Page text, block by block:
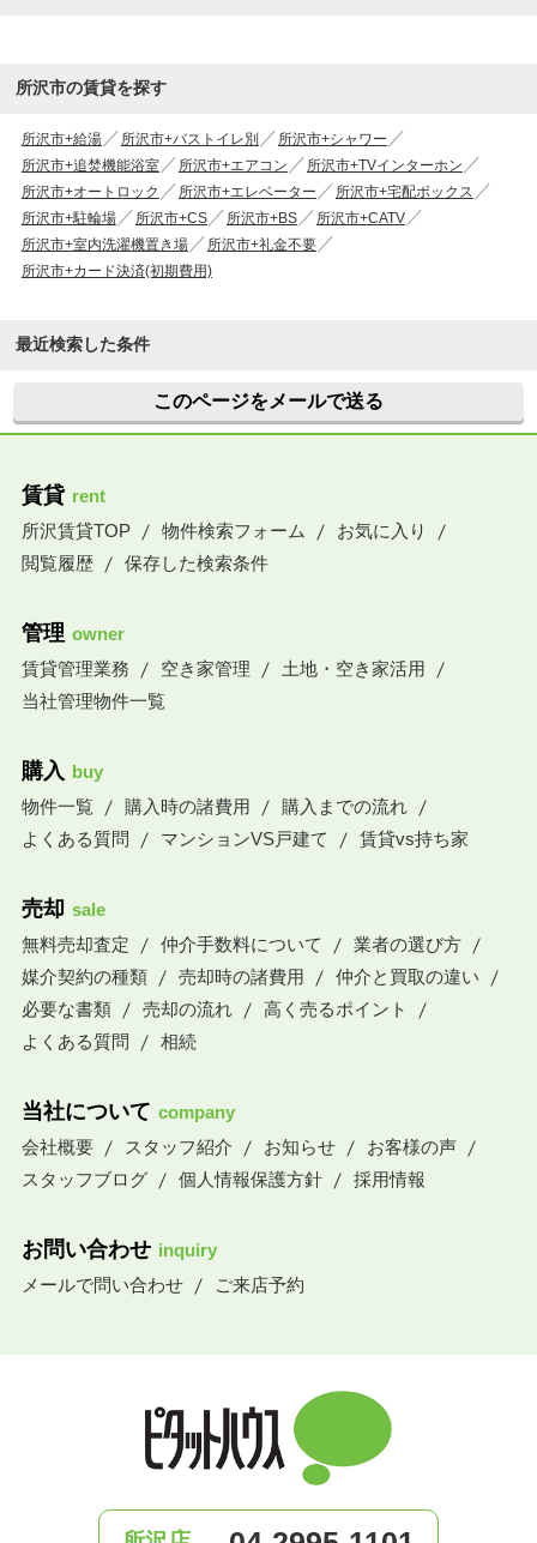
所沢市の賃貸を探す
所沢市+給湯 所沢市+バストイレ別
所沢市+シャワー
所沢市+追焚機能浴室
所沢市+エアコン
所沢市+TVインターホン
所沢市+オートロック
所沢市+エレベーター
所沢市+宅配ボックス
所沢市+駐輪場
所沢市+CS 所沢市+BS
所沢市+CATV
所沢市+室内洗濯機置き場
所沢市+礼金不要
所沢市+カード決済(初期費用)
最近検索した条件
このページをメールで送る
賃貸 rent
所沢賃貸TOP
物件検索フォーム
お気に入り
閲覧履歴
保存した検索条件
管理 owner
賃貸管理業務
空き家管理
土地・空き家活用
当社管理物件一覧
購入 buy
物件一覧
購入時の諸費用
購入までの流れ
よくある質問
マンションVS戸建て 賃貸vs持ち家
売却 sale
無料売却査定
仲介手数料について
業者の選び方
媒介契約の種類
売却時の諸費用
仲介と買取の違い
必要な書類
売却の流れ
高く売るポイント
よくある質問
相続
当社について company
会社概要
スタッフ紹介 お知らせ
お客様の声
スタッフブログ
個人情報保護方針 採用情報
お問い合わせ inquiry
メールで問い合わせ
ご来店予約